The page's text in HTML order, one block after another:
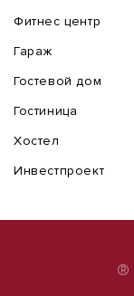
Фитнес центр
Гараж
Гостевой дом
Гостиница
Хостел
Инвестпроект
®